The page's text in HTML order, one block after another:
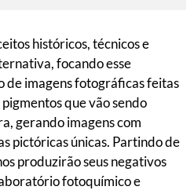
históricos, técnicos e
focando esse
de imagens fotográficas feitas
que vão sendo
gerando imagens com
pictóricas únicas. Partindo de
produzirão seus negativos
fotoquímico e